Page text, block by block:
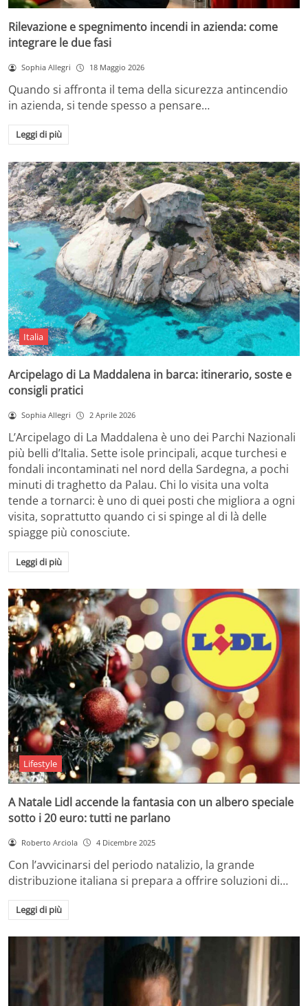
Rilevazione e spegnimento incendi in azienda: come
integrare le due fasi
Sophia Allegri 18 Maggio 2026
Quando si affronta il tema della sicurezza antincendio
in azienda, si tende spesso a pensare…
Leggi di più
Italia
Arcipelago di La Maddalena in barca: itinerario, soste e
consigli pratici
Sophia Allegri 2 Aprile 2026
L’Arcipelago di La Maddalena è uno dei Parchi Nazionali
più belli d’Italia. Sette isole principali, acque turchesi e
fondali incontaminati nel nord della Sardegna, a pochi
minuti di traghetto da Palau. Chi lo visita una volta
tende a tornarci: è uno di quei posti che migliora a ogni
visita, soprattutto quando ci si spinge al di là delle
spiagge più conosciute.
Leggi di più
Lifestyle
A Natale Lidl accende la fantasia con un albero speciale
sotto i 20 euro: tutti ne parlano
Roberto Arciola 4 Dicembre 2025
Con l’avvicinarsi del periodo natalizio, la grande
distribuzione italiana si prepara a offrire soluzioni di…
Leggi di più